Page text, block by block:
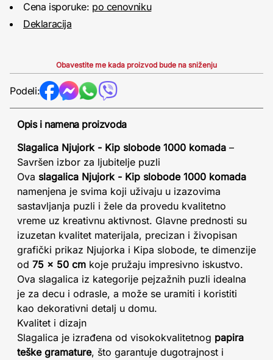
Cena isporuke: po cenovniku
Deklaracija
Obavestite me kada proizvod bude na sniženju
Podeli:
Opis i namena proizvoda
Slagalica Njujork - Kip slobode 1000 komada –
Savršen izbor za ljubitelje puzli
Ova slagalica Njujork - Kip slobode 1000 komada
namenjena je svima koji uživaju u izazovima
sastavljanja puzli i žele da provedu kvalitetno
vreme uz kreativnu aktivnost. Glavne prednosti su
izuzetan kvalitet materijala, precizan i živopisan
grafički prikaz Njujorka i Kipa slobode, te dimenzije
od 75 x 50 cm koje pružaju impresivno iskustvo.
Ova slagalica iz kategorije pejzažnih puzli idealna
je za decu i odrasle, a može se uramiti i koristiti
kao dekorativni detalj u domu.
Kvalitet i dizajn
Slagalica je izrađena od visokokvalitetnog papira
teške gramature, što garantuje dugotrajnost i